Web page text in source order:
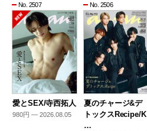
No. 2507
愛とSEX/寺西拓人
980円 — 2026.08.05
No. 2506
夏のチャージ&デ
トックスRecipe/K
…